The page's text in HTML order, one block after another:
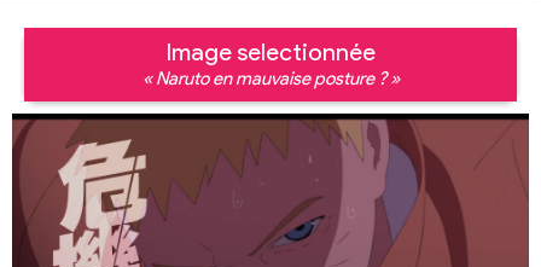
Image selectionnée
« Naruto en mauvaise posture ? »